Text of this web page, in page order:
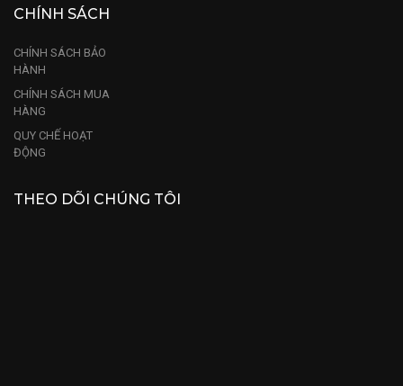
CHÍNH SÁCH
CHÍNH SÁCH BẢO
HÀNH
CHÍNH SÁCH MUA
HÀNG
QUY CHẾ HOẠT
ĐỘNG
THEO DÕI CHÚNG TÔI